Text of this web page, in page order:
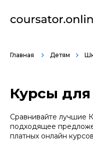
Главная Детям
Курсы для
Сравнивайте лучшие
подходящее
платных онлайн
грамотными